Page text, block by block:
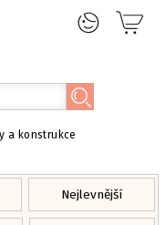
a konstrukce
Nejlevnější